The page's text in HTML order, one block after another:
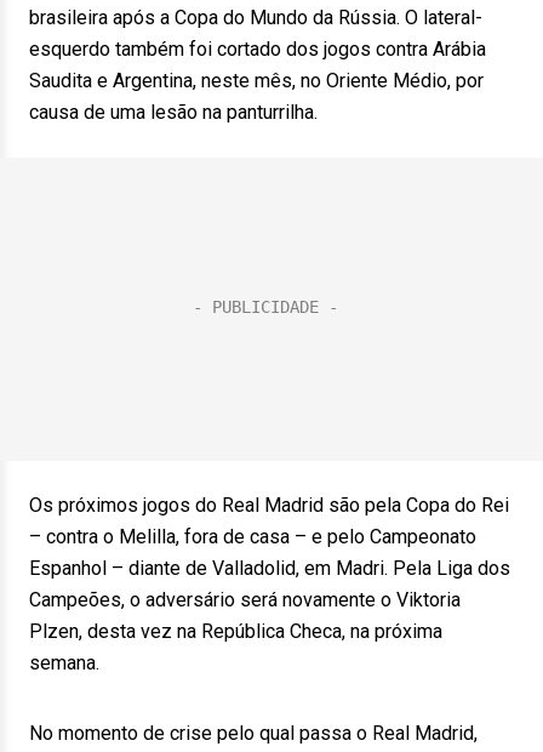
brasileira após a Copa do Mundo da Rússia. O lateral-
esquerdo também foi cortado dos jogos contra Arábia
Saudita e Argentina, neste mês, no Oriente Médio, por
causa de uma lesão na panturrilha.
Os próximos jogos do Real Madrid são pela Copa do Rei
– contra o Melilla, fora de casa – e pelo Campeonato
Espanhol – diante de Valladolid, em Madri. Pela Liga dos
Campeões, o adversário será novamente o Viktoria
Plzen, desta vez na República Checa, na próxima
semana.
No momento de crise pelo qual passa o Real Madrid,